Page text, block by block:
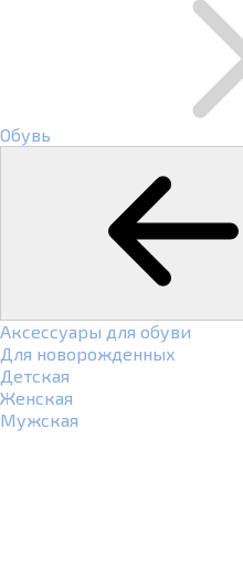
Обувь
Аксессуары для обуви
Для новорожденных
Детская
Женская
Мужская